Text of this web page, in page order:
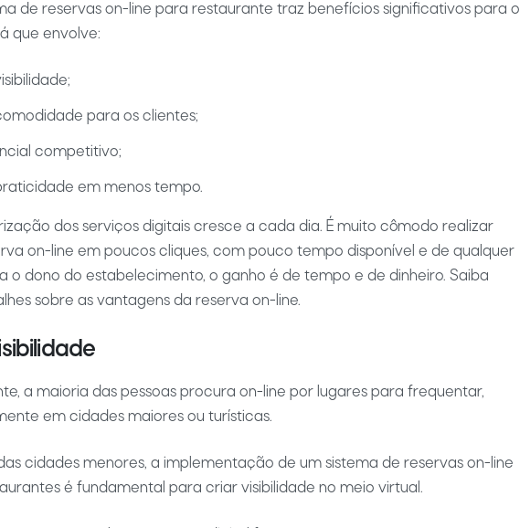
de reservas on-line para restaurante traz benefícios significativos para o
que envolve:
para os clientes;
competitivo;
em menos tempo.
dos serviços digitais cresce a cada dia. É muito cômodo realizar
on-line em poucos cliques, com pouco tempo disponível e de qualquer
o dono do estabelecimento, o ganho é de tempo e de dinheiro. Saiba
sobre as vantagens da reserva on-line.
a maioria das pessoas procura on-line por lugares para frequentar,
em cidades maiores ou turísticas.
cidades menores, a implementação de um sistema de reservas on-line
é fundamental para criar visibilidade no meio virtual.